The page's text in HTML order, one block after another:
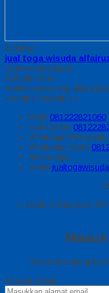
Sidebar
jual toga wisuda
toga wisuda juara
Kontak Kami
Apabila ada yang
kontak di bawah ini.
SMS 081222821060
Call Center
Whatsapp
Whatsapp Syifa
Messenger
Email
Jl Letda D Suprapto
Selamat datang
Alamat Email